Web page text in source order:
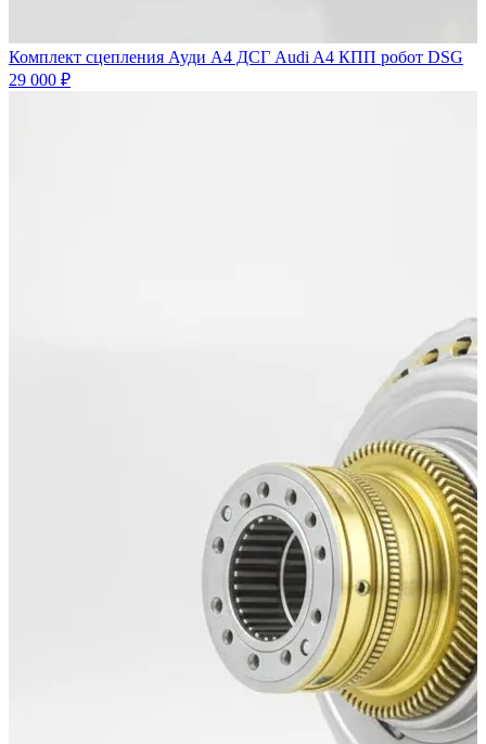
Комплект сцепления Ауди А4 ДСГ Audi A4 КПП робот DSG
29 000 ₽